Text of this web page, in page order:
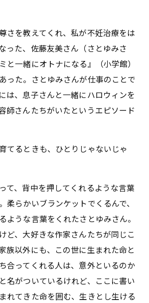
さを教えてくれ、私が不妊治療をは
った、佐藤友美さん（さとゆみさ
と一緒にオトナになる』（小学館）
った。さとゆみさんが仕事のことで
は、息子さんと一緒にハロウィンを
師さんたちがいたというエピソード
てるときも、ひとりじゃないじゃ
て、背中を押してくれるような言葉
柔らかいブランケットでくるんで、
ような言葉をくれたさとゆみさん。
ど、大好きな作家さんたちが同じこ
族以外にも、この世に生まれた命と
合ってくれる人は、意外といるのか
名がついているけれど、ここに書い
れてきた命を囲む、生きとし生ける